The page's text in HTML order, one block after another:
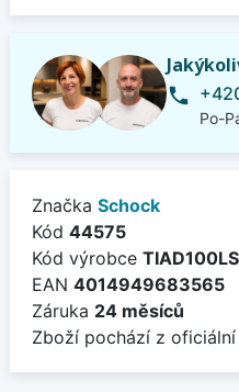
phone
Po-
Značka Schock
Kód 44575
Kód výrobce
EAN 4014949683565
Záruka 24 měsíců
Zboží pochází z